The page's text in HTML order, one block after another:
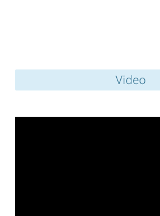
Video